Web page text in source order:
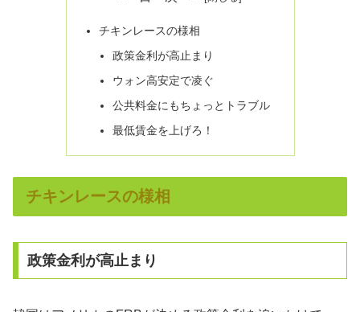
チキンレースの様相
政策金利が高止まり
ウォン高安定で凌ぐ
公共料金にもちょっとトラブル
最低賃金を上げろ！
チキンレースの様相
政策金利が高止まり